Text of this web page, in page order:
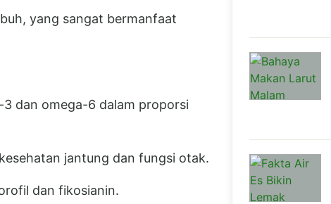
yang sangat bermanfaat
3 dan omega-6 dalam proporsi
jantung dan fungsi otak.
dan fikosianin.